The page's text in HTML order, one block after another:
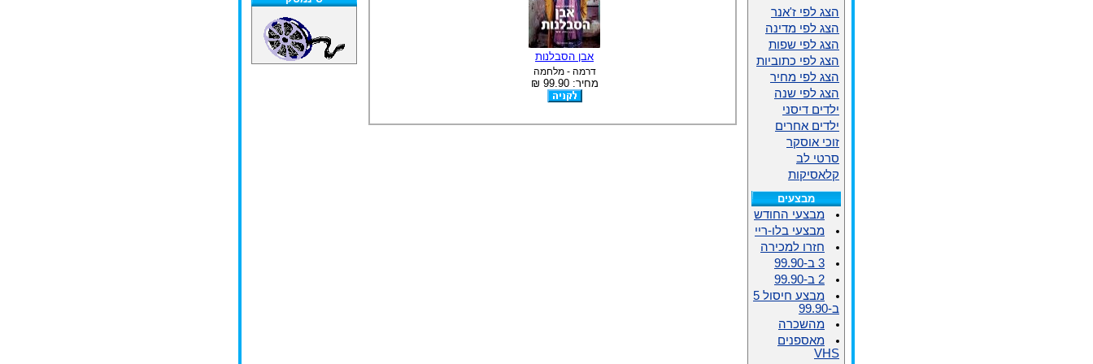
צוות דיוידי מאסטר ישיר.
אבן הסבלנות
דרמה - מלחמה
מחיר: 99.90 ₪
הצג לפי ז'אנר
הצג לפי מדינה
הצג לפי שפות
הצג לפי כתוביות
הצג לפי מחיר
הצג לפי שנה
ילדים דיסני
ילדים אחרים
זוכי אוסקר
סרטי לב
קלאסיקות
מבצעים
מבצעי החודש
מבצעי בלו-ריי
חזרו למכירה
3 ב-99.90
2 ב-99.90
מבצע חיסול 5
ב-99.90
מהשכרה
מאספנים
VHS